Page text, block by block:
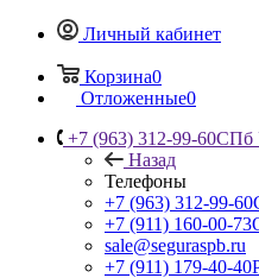
Личный кабинет
Корзина0
Отложенные0
+7 (963) 312-99-60СПб
Назад
Телефоны
+7 (963) 312-99-60
+7 (911) 160-00-73
sale@seguraspb.ru
+7 (911) 179-40-40